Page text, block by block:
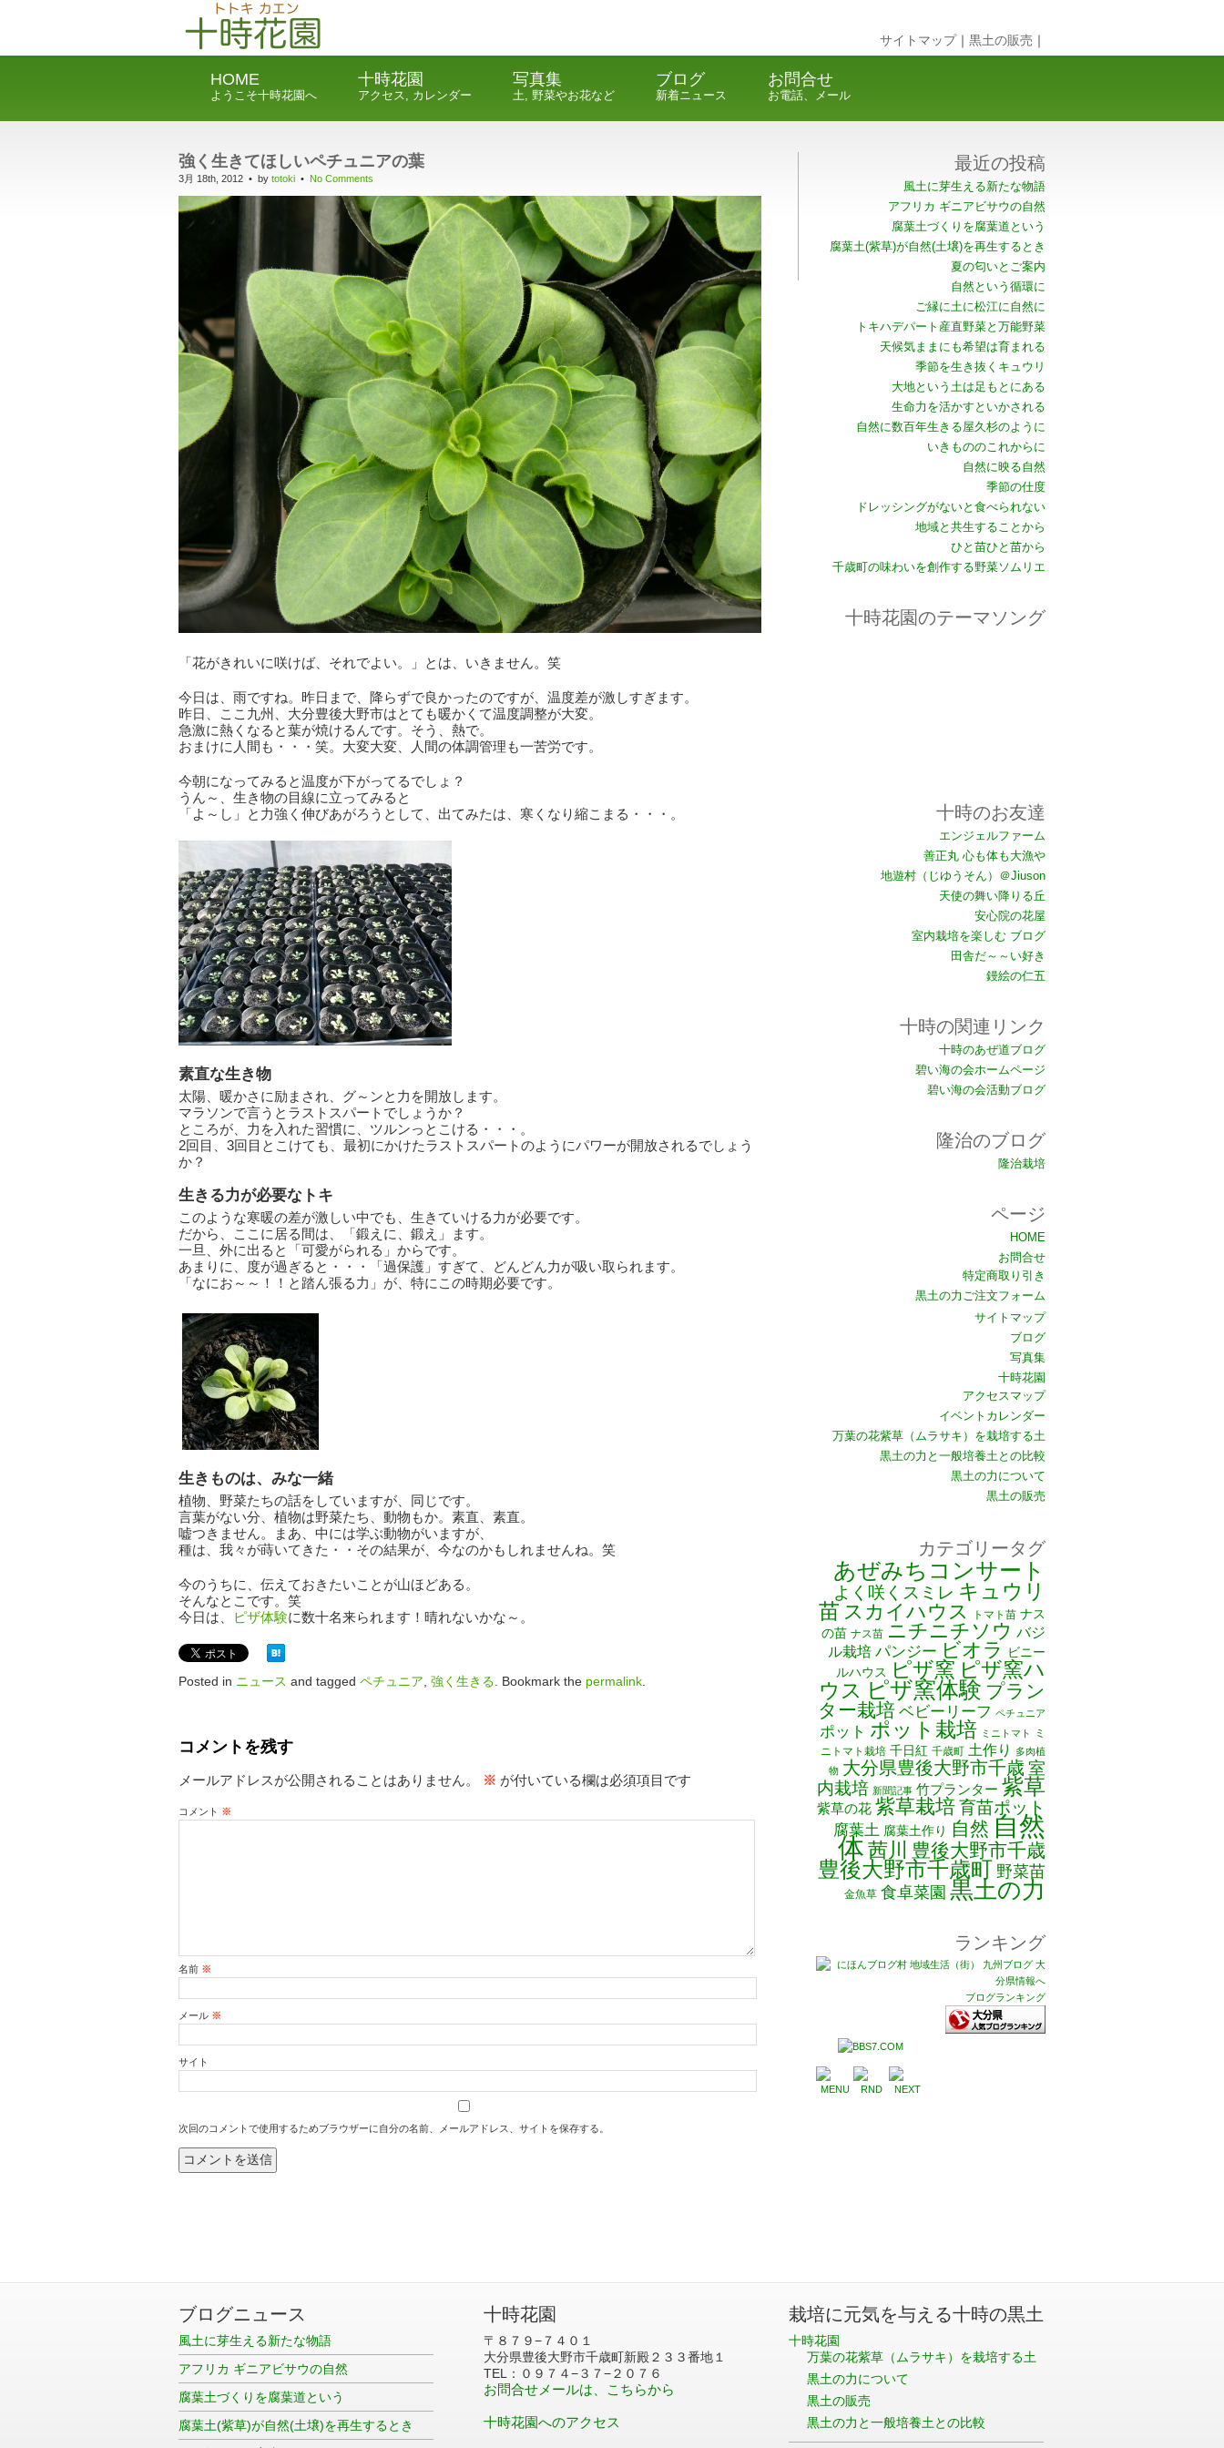
サイトマップ｜ 黒土の販売 ｜
HOME
ようこそ十時花園へ
十時花園
アクセス, カレンダー
写真集
土, 野菜やお花など
ブログ
新着ニュース
お問合せ
お電話、メール
強く生きてほしいペチュニアの葉
3月 18th, 2012 • by totoki • No Comments
「花がきれいに咲けば、それでよい。」とは、いきません。笑
今日は、雨ですね。昨日まで、降らずで良かったのですが、温度差が激しすぎます。
昨日、ここ九州、大分豊後大野市はとても暖かくて温度調整が大変。
急激に熱くなると葉が焼けるんです。そう、熱で。
おまけに人間も・・・笑。大変大変、人間の体調管理も一苦労です。
今朝になってみると温度が下がってるでしょ？
うん～、生き物の目線に立ってみると
「よ～し」と力強く伸びあがろうとして、出てみたは、寒くなり縮こまる・・・。
素直な生き物
太陽、暖かさに励まされ、グ～ンと力を開放します。
マラソンで言うとラストスパートでしょうか？
ところが、力を入れた習慣に、ツルンっとこける・・・。
2回目、3回目とこけても、最初にかけたラストスパートのようにパワーが開放されるでしょう
か？
生きる力が必要なトキ
このような寒暖の差が激しい中でも、生きていける力が必要です。
だから、ここに居る間は、「鍛えに、鍛え」ます。
一旦、外に出ると「可愛がられる」からです。
あまりに、度が過ぎると・・・「過保護」すぎて、どんどん力が吸い取られます。
「なにお～～！！と踏ん張る力」が、特にこの時期必要です。
生きものは、みな一緒
植物、野菜たちの話をしていますが、同じです。
言葉がない分、植物は野菜たち、動物もか。素直、素直。
嘘つきません。まあ、中には学ぶ動物がいますが、
種は、我々が蒔いてきた・・その結果が、今なのかもしれませんね。笑
今のうちに、伝えておきたいことが山ほどある。
そんなとこです。笑
今日は、
ピザ体験に数十名来られます！晴れないかな～。
Posted in ニュース and tagged ペチュニア 強く生きる . Bookmark the permalink
コメントを残す
メールアドレスが公開されることはありません。 ※ が付いている欄は必須項目です
コメント ※
名前 ※
メール ※
サイト
次回のコメントで使用するためブラウザーに自分の名前、メールアドレス、サイトを保存する。
最近の投稿
風土に芽生える新たな物語
アフリカ ギニアビサウの自然
腐葉土づくりを腐葉道という
腐葉土(紫草)が自然(土壌)を再生するとき
夏の匂いとご案内
自然という循環に
ご縁に土に松江に自然に
トキハデパート産直野菜と万能野菜
天候気ままにも希望は育まれる
季節を生き抜くキュウリ
大地という土は足もとにある
生命力を活かすといかされる
自然に数百年生きる屋久杉のように
いきもののこれからに
自然に映る自然
季節の仕度
ドレッシングがないと食べられない
地域と共生することから
ひと苗ひと苗から
千歳町の味わいを創作する野菜ソムリエ
十時花園のテーマソング
十時のお友達
エンジェルファーム
善正丸 心も体も大漁や
地遊村（じゆうそん）＠Jiuson
天使の舞い降りる丘
安心院の花屋
室内栽培を楽しむ ブログ
田舎だ～～い好き
鏝絵の仁五
十時の関連リンク
十時のあぜ道ブログ
碧い海の会ホームページ
碧い海の会活動ブログ
隆治のブログ
隆治栽培
ページ
HOME
お問合せ
特定商取り引き
黒土の力ご注文フォーム
サイトマップ
ブログ
写真集
十時花園
アクセスマップ
イベントカレンダー
万葉の花紫草（ムラサキ）を栽培する土
黒土の力と一般培養土との比較
黒土の力について
黒土の販売
カテゴリータグ
あぜみちコンサート
よく咲くスミレ キュウリ
苗 スカイハウス トマト苗 ナス
の苗 ナス苗 ニチニチソウ バジ
ル栽培 パンジー ビオラ
ビニー
ルハウス
ピザ窯 ピザ窯ハ
ウス ピザ窯体験 プラン
ター栽培 ベビーリーフ ペチュニア
ポット ポット栽培 ミニトマト
ミ
ニトマト栽培 千日紅 千歳町 土作り
多肉植
物 大分県豊後大野市千歳室
内栽培 新聞記事 竹プランター 紫草
紫草の花 紫草栽培育苗ポット
腐葉土 腐葉土作り 自然 自然
体 茜川 豊後大野市千歳
豊後大野市千歳町 野菜苗
金魚草 食卓菜園 黒土の力
ランキング
ブログランキング
ブログニュース
風土に芽生える新たな物語
アフリカ ギニアビサウの自然
腐葉土づくりを腐葉道という
腐葉土(紫草)が自然(土壌)を再生するとき
十時花園
〒８７９−７４０１
大分県豊後大野市千歳町新殿２３３番地１
TEL：０９７４−３７−２０７６
お問合せメールは、こちらから
十時花園へのアクセス
栽培に元気を与える十時の黒土
十時花園
万葉の花紫草（ムラサキ）を栽培する土
黒土の力について
黒土の販売
黒土の力と一般培養土との比較